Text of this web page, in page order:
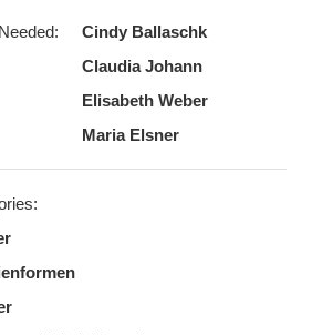
Cindy Ballaschk
Claudia Johann
Elisabeth Weber
Maria Elsner